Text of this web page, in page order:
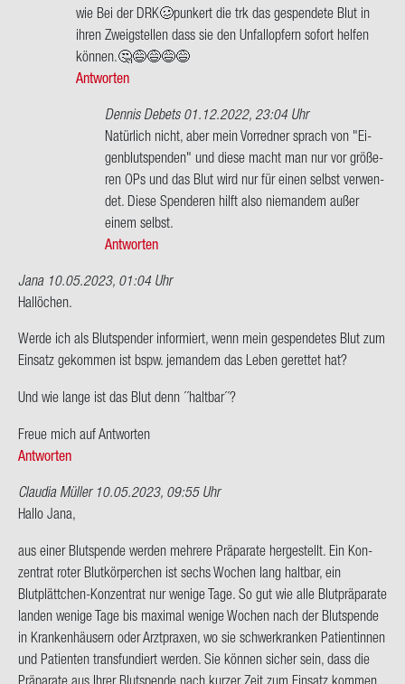
wort
auf
Sehr
ge­
Maier,
Terminator95
wie Bei der DRK🥴pun­kert die trk das ge­spen­de­te Blut in
ihren Zweig­stel­len dass sie den Un­fall­op­fern so­fort hel­fen
kön­nen.🤔😅😅😅😅
Antworten
Dennis Debets01.12.2022, 23:04 Uhr
Ant­
wort
auf
Wiso
soll­
te
Blut­
de…
von
ter
Na­tür­lich nicht, aber mein Vor­red­ner sprach von "Ei­
gen­blut­spen­den" und diese macht man nur vor grö­ße­
ren OPs und das Blut wird nur für einen selbst ver­wen­
det. Diese Spen­de­ren hilft also nie­man­dem außer
einem selbst.
Antworten
Jana10.05.2023, 01:04 Uhr
Hal­lö­chen.
Werde ich als Blut­spen­der in­for­miert, wenn mein ge­spen­de­tes Blut zum
Ein­satz ge­kom­men ist bspw. je­man­dem das Leben ge­ret­tet hat?
Und wie lange ist das Blut denn ´´halt­bar´´?
Freue mich auf Ant­wor­ten
Antworten
Claudia Müller10.05.2023, 09:55 Uhr
Hallo Jana,
aus einer Blut­spen­de wer­den meh­re­re Prä­pa­ra­te her­ge­stellt. Ein Kon­
zen­trat roter Blut­kör­per­chen ist sechs Wo­chen lang halt­bar, ein
Blutplättchen-​Konzentrat nur we­ni­ge Tage. So gut wie alle Blut­prä­pa­ra­te
lan­den we­ni­ge Tage bis ma­xi­mal we­ni­ge Wo­chen nach der Blut­spen­de
in Kran­ken­häu­sern oder Arzt­pra­xen, wo sie schwer­kran­ken Pa­ti­en­tin­nen
und Pa­ti­en­ten trans­fun­diert wer­den. Sie kön­nen si­cher sein, dass die
Prä­pa­ra­te aus Ihrer Blut­spen­de nach kur­zer Zeit zum Ein­satz kom­men.